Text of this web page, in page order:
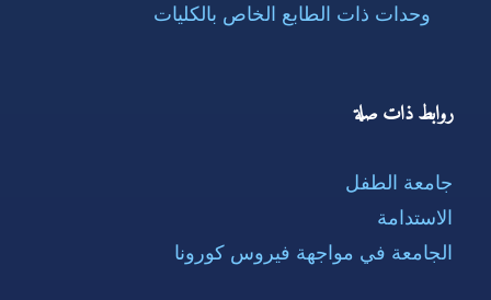
وحدات ذات الطابع الخاص بالكليات
روابط ذات صلة
جامعة الطفل
الاستدامة
الجامعة في مواجهة فيروس كورونا